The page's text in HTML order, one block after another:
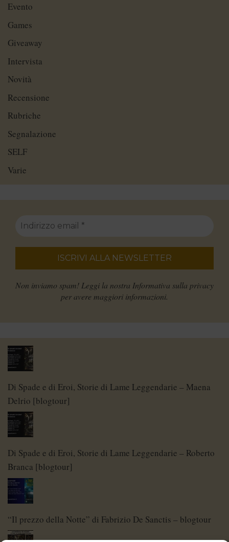
Evento
Games
Giveaway
Intervista
Novità
Recensione
Rubriche
Segnalazione
SELF
Varie
Non inviamo spam! Leggi la nostra Informativa sulla privacy
per avere maggiori informazioni.
Di Spade e di Eroi, Storie di Lame Leggendarie – Maena
Delrio [blogtour]
Di Spade e di Eroi, Storie di Lame Leggendarie – Roberto
Branca [blogtour]
“Il prezzo della Notte” di Fabrizio De Sanctis – blogtour